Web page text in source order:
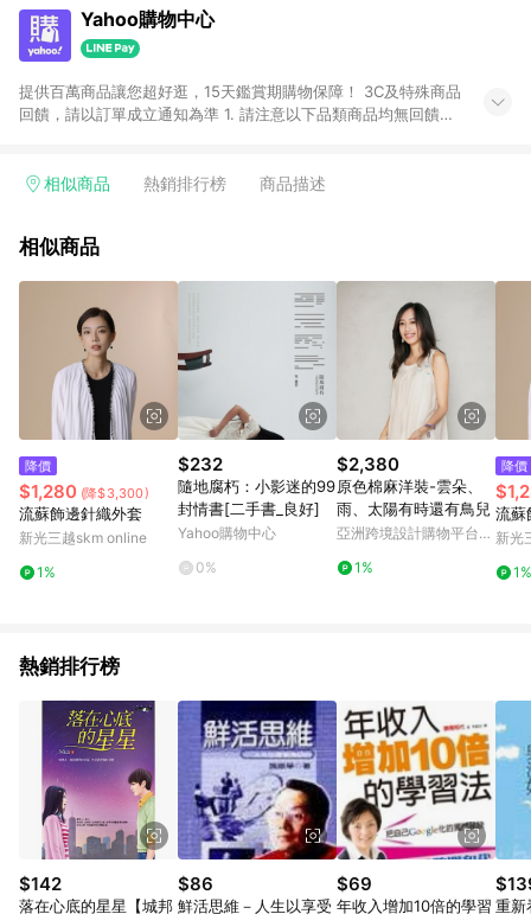
Yahoo購物中心
提供百萬商品讓您超好逛，15天鑑賞期購物保障！ 3C及特殊商品
回饋，請以訂單成立通知為準 1. 請注意以下品類商品均無回饋：
電玩/遊戲/相機/單眼/鏡頭/拍立得 [2024/6/1起適用] -內接硬
的購回饋活動享Yahoo超贈點回饋者 - 購物中心商店之商品：商
3. 訂單回饋金額將扣除運費/購物金/超贈點/福利金/紅利折抵/折
價券等虛擬貨幣折抵 4. 大宗採購或批發轉賣不具回饋資格： 如
有相關事證認定您為大宗採購、批發轉賣而非最終消費使用者，
相關認定以Yahoo購物中心之認定為準
相似商品 熱銷排行榜 商品描述
相似商品
降價
$1,280 (降$3,300)
流蘇飾邊針織外套
新光三越skm online
1%
$232
隨地腐朽：小影迷的99
封情書[二手書_良好]
Yahoo購物中心
0%
$2,380
原色棉麻洋裝-雲朵、
雨、太陽有時還有鳥兒
亞洲跨境設計購物平台
1%
降價
流蘇
新光
1%
熱銷排行榜
$142
落在心底的星星【城邦
$86
鮮活思維－人生以享受
$69
年收入增加10倍的學習 重新